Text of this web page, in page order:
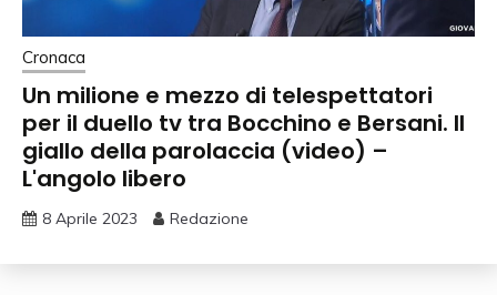
Cronaca
Un milione e mezzo di telespettatori
per il duello tv tra Bocchino e Bersani. Il
giallo della parolaccia (video) –
L'angolo libero
8 Aprile 2023 Redazione